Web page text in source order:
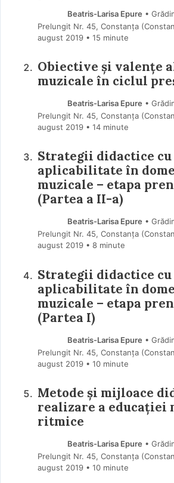
Beatris-Larisa Epure •
Prelungit Nr. 45, Constanța
august 2019 • 15 minute
Obiective și valențe
muzicale în ciclul
Beatris-Larisa Epure •
Prelungit Nr. 45, Constanța
august 2019 • 14 minute
Strategii didactice cu
aplicabilitate în
muzicale – etapa
(Partea a II-a)
Beatris-Larisa Epure •
Prelungit Nr. 45, Constanța
august 2019 • 8 minute
Strategii didactice cu
aplicabilitate în
muzicale – etapa
(Partea I)
Beatris-Larisa Epure •
Prelungit Nr. 45, Constanța
august 2019 • 10 minute
Metode și mijloace
realizare a educației
ritmice
Beatris-Larisa Epure •
Prelungit Nr. 45, Constanța
august 2019 • 10 minute